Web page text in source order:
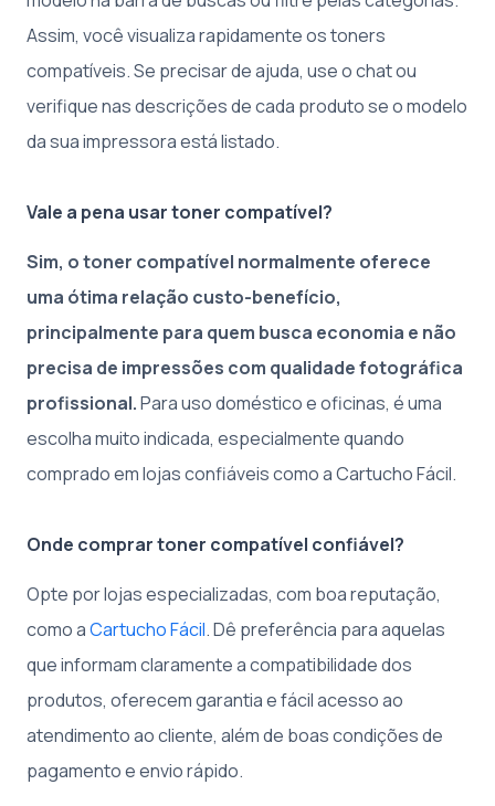
Assim, você visualiza rapidamente os toners
compatíveis. Se precisar de ajuda, use o chat ou
verifique nas descrições de cada produto se o modelo
da sua impressora está listado.
Vale a pena usar toner compatível?
Sim, o toner compatível normalmente oferece
uma ótima relação custo-benefício,
principalmente para quem busca economia e não
precisa de impressões com qualidade fotográfica
profissional.Para uso doméstico e oficinas, é uma
escolha muito indicada, especialmente quando
comprado em lojas confiáveis como a Cartucho Fácil.
Onde comprar toner compatível confiável?
Opte por lojas especializadas, com boa reputação,
como aCartucho Fácil. Dê preferência para aquelas
que informam claramente a compatibilidade dos
produtos, oferecem garantia e fácil acesso ao
atendimento ao cliente, além de boas condições de
pagamento e envio rápido.